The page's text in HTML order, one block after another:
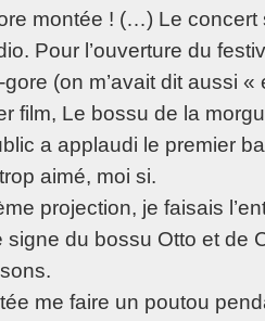
montée ! (…) Le
Pour l’ouverture du
(on m’avait dit aussi
film, Le bossu de la
a applaudi le premier
aimé, moi si.
projection, je faisais
du bossu Otto et de
me faire un poutou